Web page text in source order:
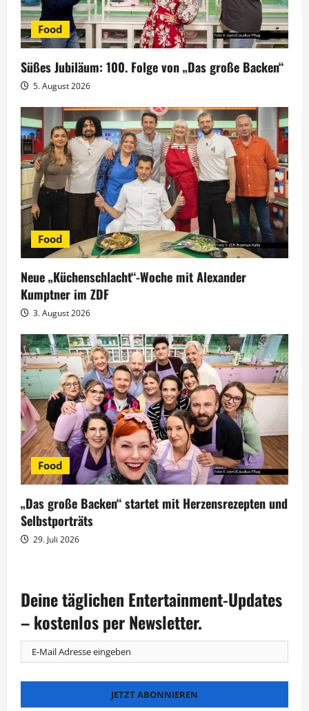
i
g
a
t
i
o
n
Food
Süßes Jubiläum: 100. Folge von „Das große Backen“
5. August 2026
Food
Neue „Küchenschlacht“-Woche mit Alexander
Kumptner im ZDF
3. August 2026
Food
„Das große Backen“ startet mit Herzensrezepten und
Selbstporträts
29. Juli 2026
Deine täglichen Entertainment-Updates
– kostenlos per Newsletter.